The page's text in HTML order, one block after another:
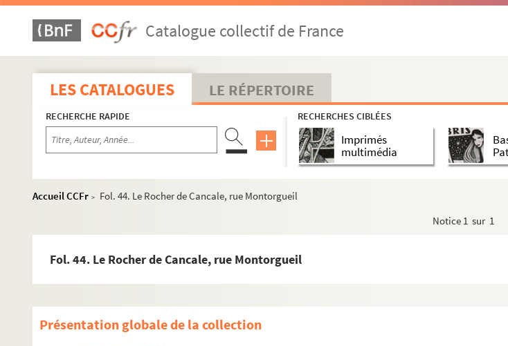
Catalogue collectif de France
LES CATALOGUES LE RÉPERTOIRE
RECHERCHE RAPIDE RECHERCHES CIBLÉES
Imprimés
multimédia
Accueil CCFr >
Fol. 44. Le Rocher de Cancale, rue Montorgueil
Notice 1 sur 1
Fol. 44. Le Rocher de Cancale, rue Montorgueil
Présentation globale de la collection
Paul Jarry. Notes et textes sur des quartiers et des bâtiments parisiens
Paul Jarry. Dossiers sur Paris (quartiers, hôtels, personnages, etc.), dans l'ordre topographique